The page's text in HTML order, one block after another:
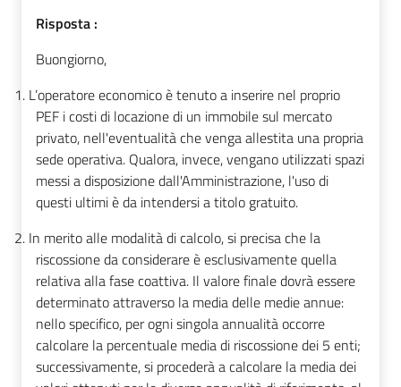
Risposta :
Buongiorno,
1. L’operatore economico è tenuto a inserire nel proprio
PEF i costi di locazione di un immobile sul mercato
privato, nell'eventualità che venga allestita una propria
sede operativa. Qualora, invece, vengano utilizzati spazi
messi a disposizione dall'Amministrazione, l'uso di
questi ultimi è da intendersi a titolo gratuito.
2. In merito alle modalità di calcolo, si precisa che la
riscossione da considerare è esclusivamente quella
relativa alla fase coattiva. Il valore finale dovrà essere
determinato attraverso la media delle medie annue:
nello specifico, per ogni singola annualità occorre
calcolare la percentuale media di riscossione dei 5 enti;
successivamente, si procederà a calcolare la media dei